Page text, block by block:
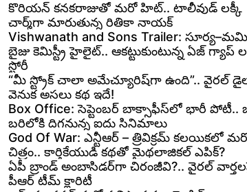
కొరియన్ కనకరాజుతో మరో హిట్.. టాలీవుడ్ లక్కీ
చార్మ్‌గా మారుతున్న రితికా నాయక్
Vishwanath and Sons Trailer:
బైజు కెమిస్ట్రీ హైలైట్.. ఆకట్టుకుంటున్న ఏజ్ గ్యాప్
స్టోరీ
“మీ స్ట్రోక్ చాలా అమేచ్యూరిష్‌గా ఉంది”.. వైరల్
వెనుక అసలు కథ ఇదే!
Box Office: సెప్టెంబర్ బాక్సాఫీస్‌లో భారీ పోటీ..
బరిలోకి దిగనున్న ఐదు సినిమాలు
God Of War: ఎన్టీఆర్ – త్రివిక్రమ్ కలయికలో
చిత్రం.. కార్తికేయుడి కథతో మైథలాజికల్ ఎపిక్?
ఏపీ బ్రాండ్ అంబాసిడర్‌గా చిరంజీవి?.. వైరల్
పీఆర్ టీమ్ క్లారిటీ